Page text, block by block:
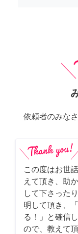
依頼者のみな
この度はお世
えて頂き、助
して下さった
明して頂き、
る！」と確信
ので、教えて